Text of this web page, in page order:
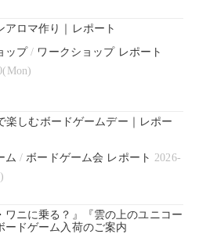
アロマ作り｜レポート
ップ/ ワークショップ レポート
楽しむボードゲームデー｜レポー
ム / ボードゲーム会 レポート 2026-
ワニに乗る？』『雲の上のユニコー
ードゲーム入荷のご案内